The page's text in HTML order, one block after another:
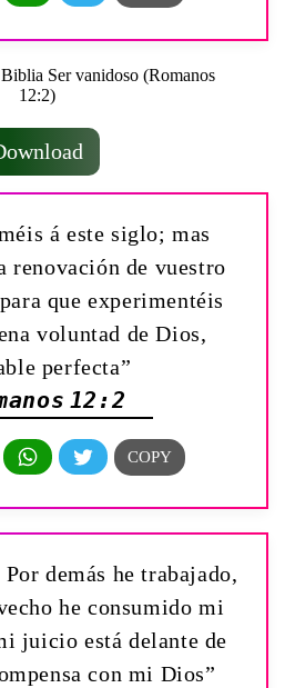
á este siglo; mas
renovación de vuestro
que experimentéis
voluntad de Dios,
perfecta”
12:2
demás he trabajado,
he consumido mi
juicio está delante de
con mi Dios”